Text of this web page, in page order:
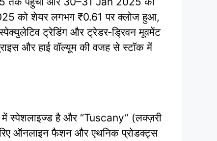
को शेयर लगभग ₹0.61 पर क्लोज हुआ,
ट्रेडिंग और ट्रेडर‑ड्रिवन मूवमेंट
और हाई वॉल्यूम की वजह से स्टॉक में
स्पेशलाइज्ड है और “Tuscany” (लक्ज़री
ऑनलाइन फैशन और एथनिक प्रोडक्ट्स